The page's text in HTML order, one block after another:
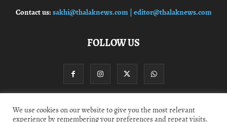
Contact us:sakhi@thalaknews.com | editor@thalaknews.com
FOLLOW US
Privacy Policy Contact Us
We use cookies on our website to give you the most relevant
experience by remembering your preferences and repeat visits.